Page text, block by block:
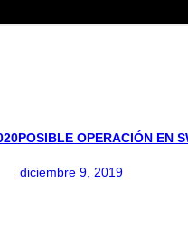
POSIBLE OPERACIÓN EN
diciembre 9, 2019